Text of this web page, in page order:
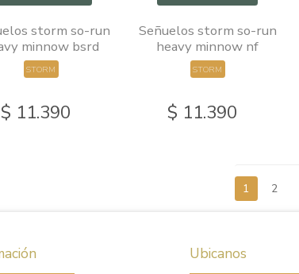
storm so-run
minnow bsrd
STORM
$ 11.390
Señuelos storm so-run
heavy minnow nf
STORM
$ 11.390
1 2
Ubicanos